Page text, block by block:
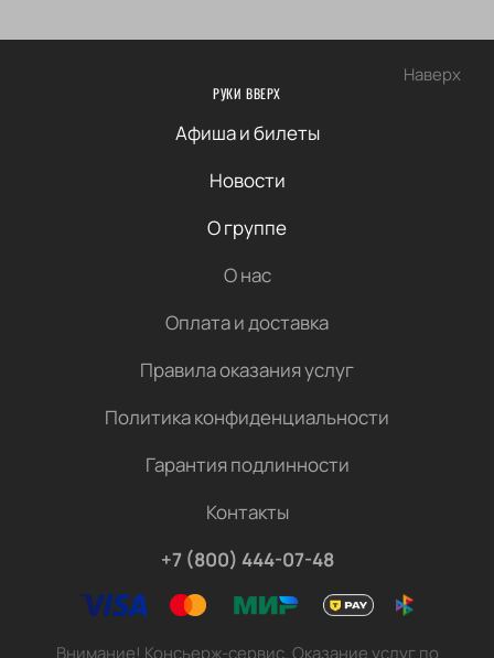
Наверх
РУКИ ВВЕРХ
Афиша и билеты
Новости
О группе
О нас
Оплата и доставка
Правила оказания услуг
Политика конфиденциальности
Гарантия подлинности
Контакты
+7 (800) 444-07-48
Внимание! Консьерж-сервис. Оказание услуг по